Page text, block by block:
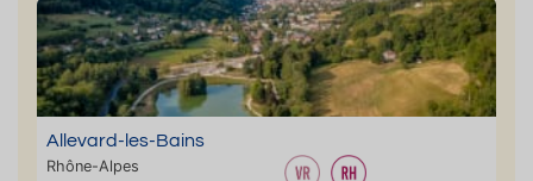
Allevard-les-Bains
Rhône-Alpes